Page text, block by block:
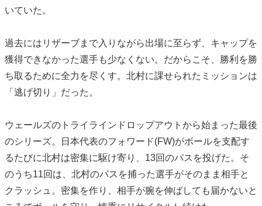
いていた。
過去にはリザーブまで入りながら出場に至らず、キャップを
獲得できなかった選手も少なくない。だからこそ、勝利を勝
ち取るために全力を尽くす。北村に課せられたミッションは
「逃げ切り」だった。
ウェールズのトライラインドロップアウトから始まった最後
のシリーズ。日本代表のフォワード(FW)がボールを支配す
るたびに北村は密集に駆け寄り、13回のパスを投げた。そ
のうち11回は、北村のパスを捕った選手がそのまま相手と
クラッシュ。密集を作り、相手が腕を伸ばしても届かないと